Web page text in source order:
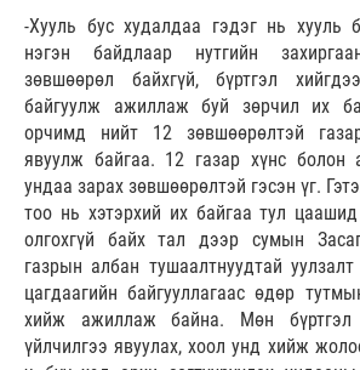
-Хууль бус худалдаа гэдэг нь хууль
нэгэн байдлаар нутгийн
зөвшөөрөл байхгүй, бүртгэл
байгуулж ажиллаж буй зөрчил их
орчимд нийт 12 зөвшөөрөлтэй
явуулж байгаа. 12 газар хүнс болон
ундаа зарах зөвшөөрөлтэй гэсэн үг.
тоо нь хэтэрхий их байгаа тул
олгохгүй байх тал дээр сумын
газрын албан тушаалтнуудтай
цагдаагийн байгууллагаас өдөр
хийж ажиллаж байна. Мөн бүртгэл
үйлчилгээ явуулах, хоол унд хийж